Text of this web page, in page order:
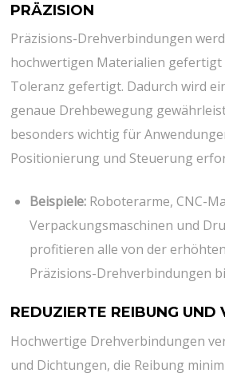
PRÄZISION
Präzisions-Drehverbindungen
hochwertigen Materialien
Toleranz gefertigt. Dadurch wird
genaue Drehbewegung
besonders wichtig für
Positionierung und Steuerung
Beispiele: Roboterarme, CNC-
Verpackungsmaschinen und
profitieren alle von der
Präzisions-Drehverbindungen
REDUZIERTE REIBUNG UND
Hochwertige Drehverbindungen
und Dichtungen, die Reibung